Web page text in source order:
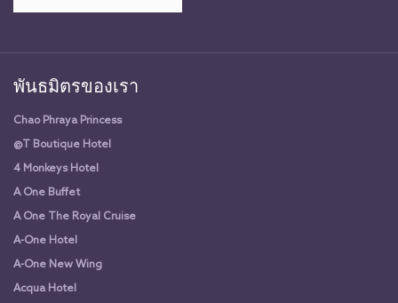
พันธมิตรของเรา
Chao Phraya Princess
@T Boutique Hotel
4 Monkeys Hotel
A One Buffet
A One The Royal Cruise
A-One Hotel
A-One New Wing
Acqua Hotel